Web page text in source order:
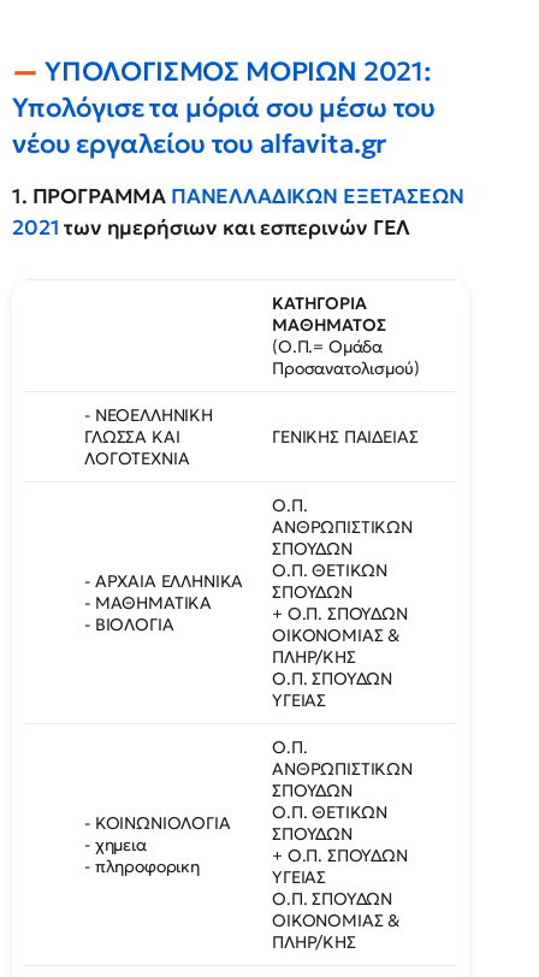
ΥΠΟΛΟΓΙΣΜΟΣ ΜΟΡΙΩΝ 2021:
Υπολόγισε τα μόριά σου μέσω του
νέου εργαλείου του alfavita.gr
1. ΠΡΟΓΡΑΜΜΑ ΠΑΝΕΛΛΑΔΙΚΩΝ ΕΞΕΤΑΣΕΩΝ
2021 των ημερήσιων και εσπερινών ΓΕΛ
ΚΑΤΗΓΟΡΙΑ
ΜΑΘΗΜΑΤΟΣ
(Ο.Π.= Ομάδα
Προσανατολισμού)
- ΝΕΟΕΛΛΗΝΙΚΗ
ΓΛΩΣΣΑ ΚΑΙ
ΛΟΓΟΤΕΧΝΙΑ
ΓΕΝΙΚΗΣ ΠΑΙΔΕΙΑΣ
- ΑΡΧΑΙΑ ΕΛΛΗΝΙΚΑ
- ΜΑΘΗΜΑΤΙΚΑ
- ΒΙΟΛΟΓΙΑ
Ο.Π.
ΑΝΘΡΩΠΙΣΤΙΚΩΝ
ΣΠΟΥΔΩΝ
Ο.Π. ΘΕΤΙΚΩΝ
ΣΠΟΥΔΩΝ
+ Ο.Π. ΣΠΟΥΔΩΝ
ΟΙΚΟΝΟΜΙΑΣ &
ΠΛΗΡ/ΚΗΣ
Ο.Π. ΣΠΟΥΔΩΝ
ΥΓΕΙΑΣ
- ΚΟΙΝΩΝΙΟΛΟΓΙΑ
- χημεια
- πληροφορικη
Ο.Π.
ΑΝΘΡΩΠΙΣΤΙΚΩΝ
ΣΠΟΥΔΩΝ
Ο.Π. ΘΕΤΙΚΩΝ
ΣΠΟΥΔΩΝ
+ Ο.Π. ΣΠΟΥΔΩΝ
ΥΓΕΙΑΣ
Ο.Π. ΣΠΟΥΔΩΝ
ΟΙΚΟΝΟΜΙΑΣ &
ΠΛΗΡ/ΚΗΣ